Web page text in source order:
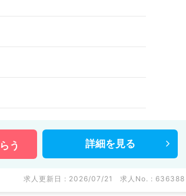
う 詳細を 見る
求人更新日 : 2026/07/21 求人No. : 636388